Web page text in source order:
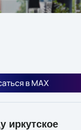
в MAX
иркутское